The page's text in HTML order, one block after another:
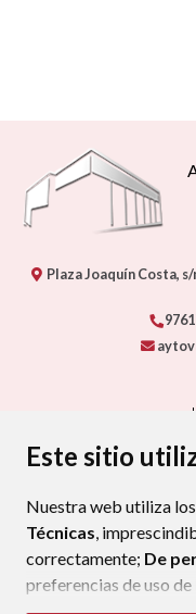
Este sitio
Nuestra web utiliza
Técnicas,
correctamente; De
preferencias de uso de
Plaza Joaquín Costa, s/
PROTECCIÓN